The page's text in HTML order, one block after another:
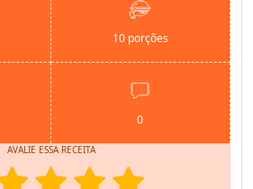
10 porções
0
AVALIE ESSA RECEITA